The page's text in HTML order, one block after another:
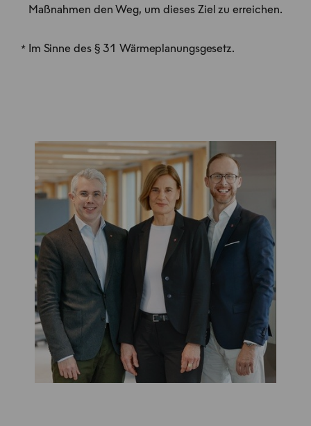
Maßnahmen den Weg, um dieses Ziel zu erreichen.
* Im Sinne des § 31 Wärmeplanungsgesetz.